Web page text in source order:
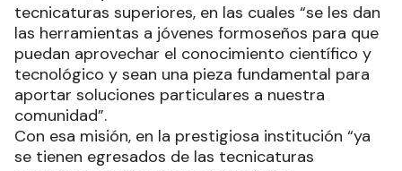
tecnicaturas superiores, en las cuales “se les dan
las herramientas a jóvenes formoseños para que
puedan aprovechar el conocimiento científico y
tecnológico y sean una pieza fundamental para
aportar soluciones particulares a nuestra
comunidad”.
Con esa misión, en la prestigiosa institución “ya
se tienen egresados de las tecnicaturas